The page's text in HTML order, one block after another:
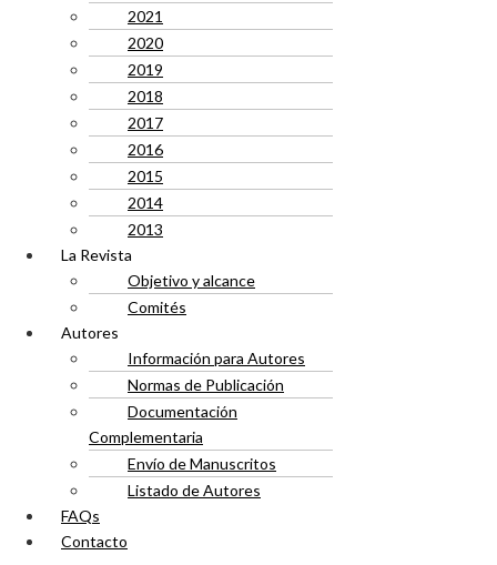
2021
2020
2019
2018
2017
2016
2015
2014
2013
La Revista
Objetivo y alcance
Comités
Autores
Información para Autores
Normas de Publicación
Documentación
Complementaria
Envío de Manuscritos
Listado de Autores
FAQs
Contacto